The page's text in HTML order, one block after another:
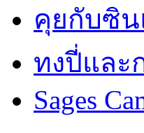
คุยกับซิ
ทงปี่และ
Sages